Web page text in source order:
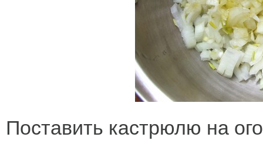
Поставить кастрюлю на